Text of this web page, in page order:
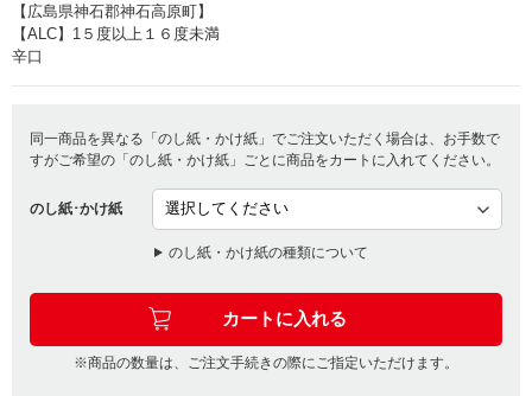
【広島県神石郡神石高原町】
【ALC】1５度以上１６度未満
辛口
同一商品を異なる「のし紙・かけ紙」でご注文いただく場合は、お手数で
すがご希望の「のし紙・かけ紙」ごとに商品をカートに入れてください。
のし紙･かけ紙
のし紙・かけ紙の種類について
※商品の数量は、ご注文手続きの際にご指定いただけます。